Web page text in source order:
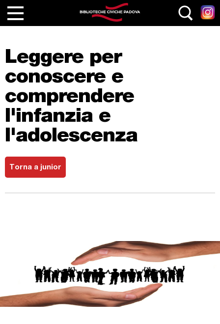
Le Biblioteche
Servizi
Cataloghi
Collezioni
Eventi e Attività
Le nostre rubriche
Leggere per
conoscere e
comprendere
l'infanzia e
l'adolescenza
Torna a junior